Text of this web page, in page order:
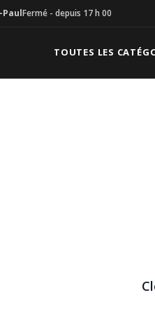
Fermé - depuis 17 h 00
TOUTES LES
Vente béton